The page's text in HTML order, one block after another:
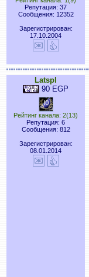
Репутация: 37
Сообщения: 12352
Зарегистрирован:
17.10.2004
Latspl
90 EGP
Рейтинг канала: 2(13)
Репутация: 6
Сообщения: 812
Зарегистрирован:
08.01.2014